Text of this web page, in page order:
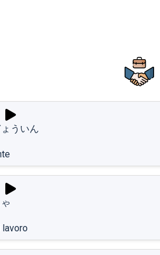
ういん
lavoro